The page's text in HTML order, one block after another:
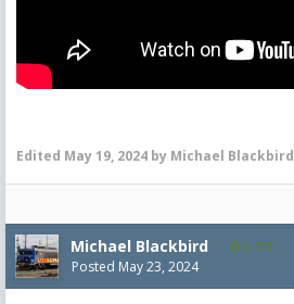
Edited May 19, 2024 by Michael Blackbird
Michael Blackbird 5,718
Posted May 23, 2024